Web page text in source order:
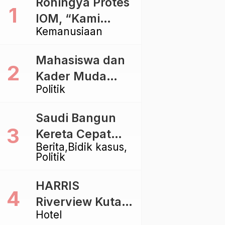
Kemanusiaan
IOM, “Kami
dibiarkan Mati
Politik
Mahasiswa dan
Kader Muda
Ramaikan Forum
Golkar di
Singaraja
Berita Bidik kasus
Politik
Saudi Bangun
Kereta Cepat
Rp112 Triliun,
Proyek Rp116
Triliun yang
Baru Sampai
Hotel
HARRIS
Riverview Kuta
Bali Tawarkan